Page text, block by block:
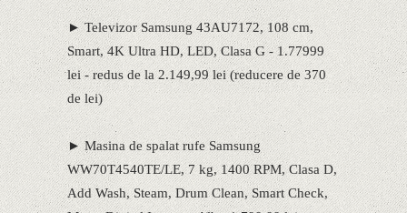
► Televizor Samsung 43AU7172, 108 cm,
Smart, 4K Ultra HD, LED, Clasa G - 1.77999
lei - redus de la 2.149,99 lei (reducere de 370
de lei)
► Masina de spalat rufe Samsung
WW70T4540TE/LE, 7 kg, 1400 RPM, Clasa D,
Add Wash, Steam, Drum Clean, Smart Check,